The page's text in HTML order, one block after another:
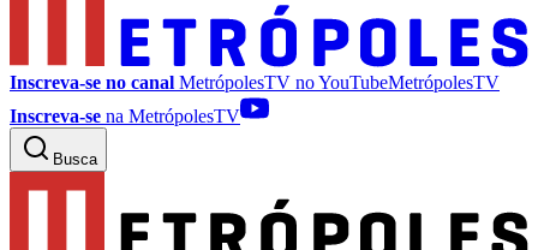
Inscreva-se no canal MetrópolesTV noYouTubeMetrópolesTV
Inscreva-se na MetrópolesTV
Busca